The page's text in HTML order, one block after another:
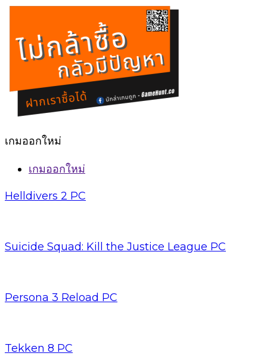
เกมออกใหม่
เกมออกใหม่
Helldivers 2 PC
Suicide Squad: Kill the Justice League PC
Persona 3 Reload PC
Tekken 8 PC